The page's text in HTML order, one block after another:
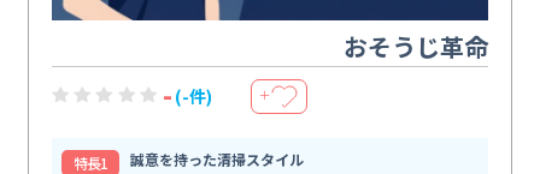
おそうじ革命
- (-件) ＋
特⻑1
誠意を持った清掃スタイル